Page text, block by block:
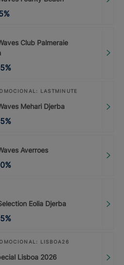
%
Club Palmeraie
%
LASTMINUTE
Mehari Djerba
%
Averroes
%
Eolia Djerba
%
LISBOA26
Lisboa 2026